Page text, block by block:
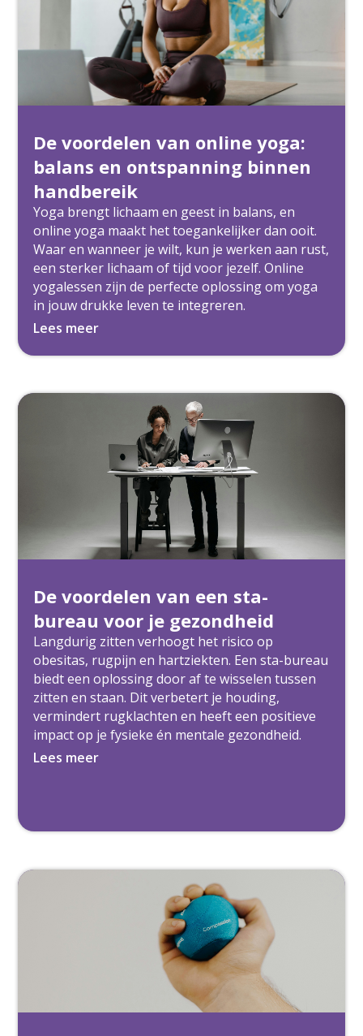
De voordelen van online yoga:
balans en ontspanning binnen
handbereik
Yoga brengt lichaam en geest in balans, en
online yoga maakt het toegankelijker dan ooit.
Waar en wanneer je wilt, kun je werken aan rust,
een sterker lichaam of tijd voor jezelf. Online
yogalessen zijn de perfecte oplossing om yoga
in jouw drukke leven te integreren.
Lees meer
De voordelen van een sta-
bureau voor je gezondheid
Langdurig zitten verhoogt het risico op
obesitas, rugpijn en hartziekten. Een sta-bureau
biedt een oplossing door af te wisselen tussen
zitten en staan. Dit verbetert je houding,
vermindert rugklachten en heeft een positieve
impact op je fysieke én mentale gezondheid.
Lees meer